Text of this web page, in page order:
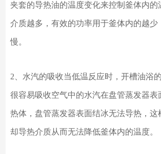
夹套的导热油的温度变化来控制釜体内的
介质越多，有效的功率用于釜体内的越少
慢。
2、水汽的吸收当低温反应时，开槽油浴
很容易吸收空气中的水汽在盘管蒸发器表
热体，盘管蒸发器表面结冰无法导热，这
却导热介质从而无法降低釜体内的温度。